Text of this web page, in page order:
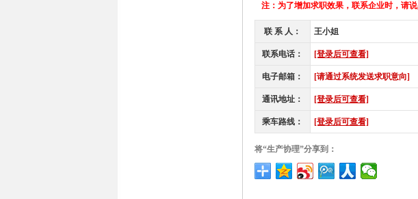
注： 为了增加求职效果，联系企业时，请
联 系 人： 王小姐
联系电话： [登录后可查看]
电子邮箱： [请通过系统发送求职意向]
通讯地址： [登录后可查看]
乘车路线： [登录后可查看]
将“生产协理”分享到：